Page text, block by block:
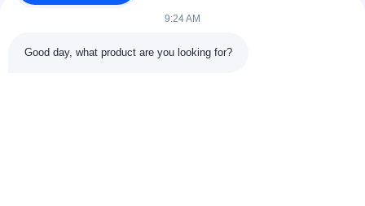
9:24 AM
Good day, what product are you looking for?